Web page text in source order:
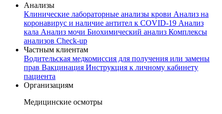
Анализы
Клинические лабораторные анализы крови Анализ на
коронавирус и наличие антител к COVID-19 Анализ
кала Анализ мочи Биохимический анализ Комплексы
анализов Check-up
Частным клиентам
Водительская медкомиссия для получения или замены
прав Вакцинация Инструкция к личному кабинету
пациента
Организациям
Медицинские осмотры